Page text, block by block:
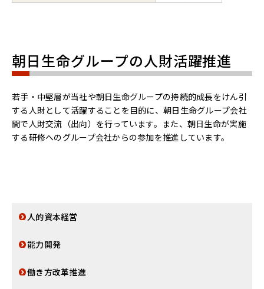
朝日生命グループの人財活躍推進
若手・中堅層が当社や朝日生命グループの持続的成長をけん引
する人財として活躍することを目的に、朝日生命グループ会社
間で人財交流（出向）を行っています。また、朝日生命が実施
する研修へのグループ会社からの参加を推進しています。
人的資本経営
能力開発
働き方改革推進